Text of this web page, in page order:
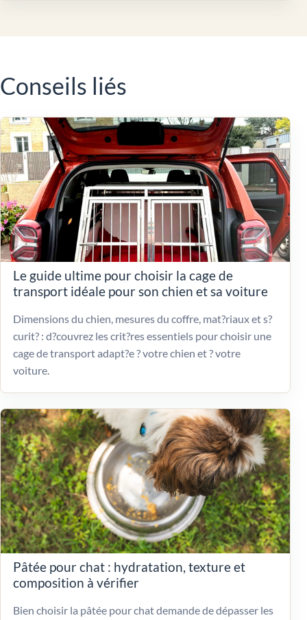
Conseils liés
Le guide ultime pour choisir la cage de
transport idéale pour son chien et sa voiture
Dimensions du chien, mesures du coffre, mat?riaux et s?
curit? : d?couvrez les crit?res essentiels pour choisir une
cage de transport adapt?e ? votre chien et ? votre
voiture.
Pâtée pour chat : hydratation, texture et
composition à vérifier
Bien choisir la pâtée pour chat demande de dépasser les